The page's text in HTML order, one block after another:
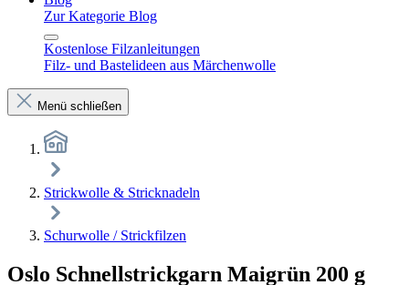
Zur Kategorie Blog
Kostenlose Filzanleitungen
Filz- und Bastelideen aus Märchenwolle
Menü schließen
Strickwolle & Stricknadeln
Schurwolle / Strickfilzen
Oslo Schnellstrickgarn Maigrün 200 g